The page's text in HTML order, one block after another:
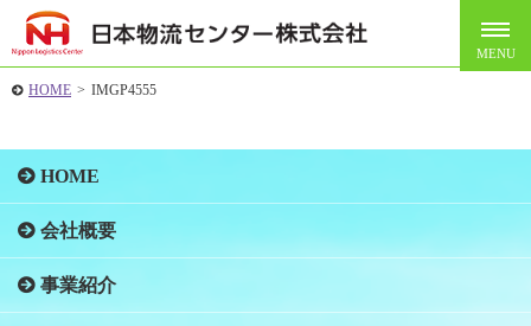
HOME > IMGP4555
HOME
会社概要
事業紹介